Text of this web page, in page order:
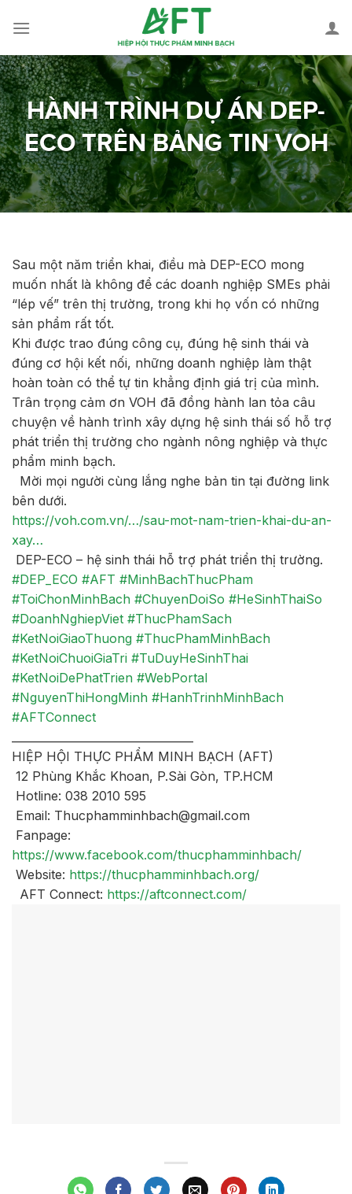
HÀNH TRÌNH DỰ ÁN DEP-
ECO TRÊN BẢNG TIN VOH
Sau một năm triển khai, điều mà DEP-ECO mong
muốn nhất là không để các doanh nghiệp SMEs phải
“lép vế” trên thị trường, trong khi họ vốn có những
sản phẩm rất tốt.
Khi được trao đúng công cụ, đúng hệ sinh thái và
đúng cơ hội kết nối, những doanh nghiệp làm thật
hoàn toàn có thể tự tin khẳng định giá trị của mình.
Trân trọng cảm ơn VOH đã đồng hành lan tỏa câu
chuyện về hành trình xây dựng hệ sinh thái số hỗ trợ
phát triển thị trường cho ngành nông nghiệp và thực
phẩm minh bạch.
Mời mọi người cùng lắng nghe bản tin tại đường link
bên dưới.
https://voh.com.vn/…/sau-mot-nam-trien-khai-du-an-
xay…
DEP-ECO – hệ sinh thái hỗ trợ phát triển thị trường.
#DEP_ECO #AFT #MinhBachThucPham
#ToiChonMinhBach #ChuyenDoiSo #HeSinhThaiSo
#DoanhNghiepViet #ThucPhamSach
#KetNoiGiaoThuong #ThucPhamMinhBach
#KetNoiChuoiGiaTri #TuDuyHeSinhThai
#KetNoiDePhatTrien #WebPortal
#NguyenThiHongMinh #HanhTrinhMinhBach
#AFTConnect
HIỆP HỘI THỰC PHẨM MINH BẠCH (AFT)
12 Phùng Khắc Khoan, P.Sài Gòn, TP.HCM
Hotline: 038 2010 595
Email: Thucphamminhbach@gmail.com
Fanpage:
https://www.facebook.com/thucphamminhbach/
Website: https://thucphamminhbach.org/
AFT Connect: https://aftconnect.com/